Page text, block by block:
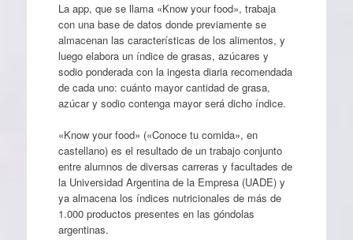
La app, que se llama «Know your food», trabaja
con una base de datos donde previamente se
almacenan las características de los alimentos, y
luego elabora un índice de grasas, azúcares y
sodio ponderada con la ingesta diaria recomendada
de cada uno: cuánto mayor cantidad de grasa,
azúcar y sodio contenga mayor será dicho índice.
«Know your food» («Conoce tu comida», en
castellano) es el resultado de un trabajo conjunto
entre alumnos de diversas carreras y facultades de
la Universidad Argentina de la Empresa (UADE) y
ya almacena los índices nutricionales de más de
1.000 productos presentes en las góndolas
argentinas.